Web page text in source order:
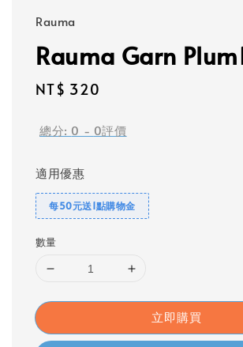
Rauma
Rauma Garn
Regular
NT$ 320
總分: 0 - 0評價
適用優惠
每50元送1點購物金
數量
立即購買